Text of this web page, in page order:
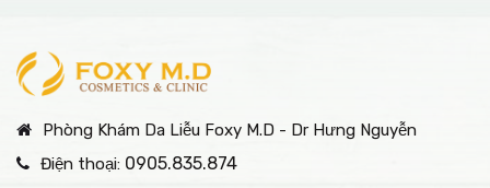
Phòng Khám Da Liễu Foxy M.D - Dr Hưng Nguyễn
Điện thoại: 0905.835.874